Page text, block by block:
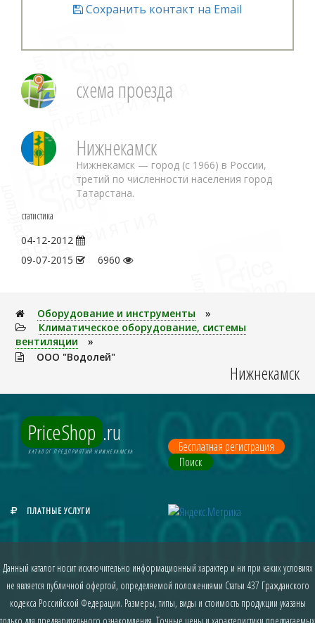
Сохранить контакт на Email
схема проезда
Нижнекамск
Нижнекамск — город (с 1966) в России,
третий по численности населения город
Татарстана.
статистика
04-12-2012
09-07-2015
6960
Оборудование и инструменты
»
Климатическое оборудование, системы
вентиляции
»
ООО "Водолей"
Нижнекамск
PriceShop .ru
КАТАЛОГ ПРЕДПРИЯТИЙ НИЖНЕКАМСКА
Бесплатная регистрация
Поиск
ПЛАТНЫЕ УСЛУГИ
Данный каталог носит исключительно информационный характер и ни при каких условиях
не является публичной офертой, определяемой положениями Статьи 437 Гражданского
кодекса Российской Федерации. Размеры, типы, виды и стоимость продукции указаны